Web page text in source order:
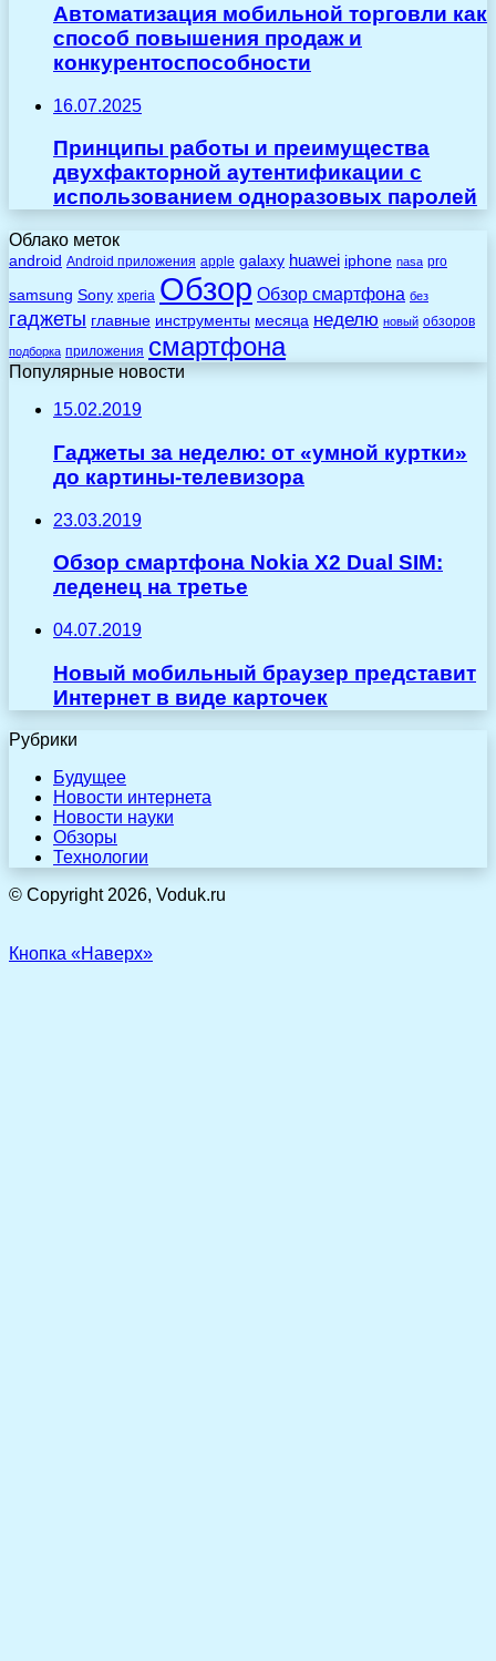
Автоматизация мобильной торговли как
способ повышения продаж и
конкурентоспособности
16.07.2025
Принципы работы и преимущества
двухфакторной аутентификации с
использованием одноразовых паролей
Облако меток
android Android приложения apple galaxy huawei iphone nasa pro
samsung Sony xperia Обзор Обзор смартфона без
гаджеты главные инструменты месяца неделю новый обзоров
подборка приложения смартфона
Популярные новости
15.02.2019
Гаджеты за неделю: от «умной куртки»
до картины-телевизора
23.03.2019
Обзор смартфона Nokia X2 Dual SIM:
леденец на третье
04.07.2019
Новый мобильный браузер представит
Интернет в виде карточек
Рубрики
Будущее
Новости интернета
Новости науки
Обзоры
Технологии
© Copyright 2026, Voduk.ru
Кнопка «Наверх»